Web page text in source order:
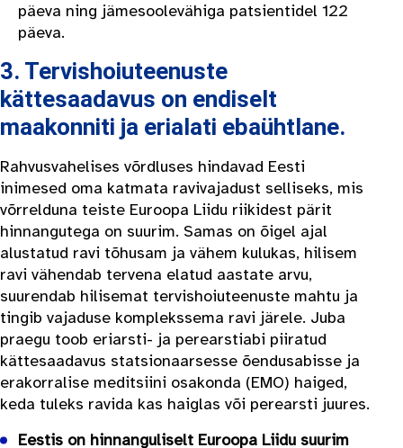
päeva ning jämesoolevähiga patsientidel 122
päeva.
3. Tervishoiuteenuste
kättesaadavus on endiselt
maakonniti ja erialati ebaühtlane.
Rahvusvahelises võrdluses hindavad Eesti
inimesed oma katmata ravivajadust selliseks, mis
võrrelduna teiste Euroopa Liidu riikidest pärit
hinnangutega on suurim. Samas on õigel ajal
alustatud ravi tõhusam ja vähem kulukas, hilisem
ravi vähendab tervena elatud aastate arvu,
suurendab hilisemat tervishoiuteenuste mahtu ja
tingib vajaduse komplekssema ravi järele. Juba
praegu toob eriarsti- ja perearstiabi piiratud
kättesaadavus statsionaarsesse õendusabisse ja
erakorralise meditsiini osakonda (EMO) haiged,
keda tuleks ravida kas haiglas või perearsti juures.
Eestis on hinnanguliselt Euroopa Liidu suurim